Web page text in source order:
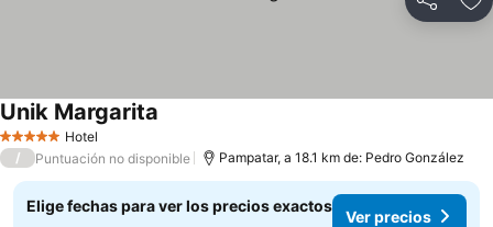
Compartir
5 Estrellas Hotel
Unik Margarita
/ Puntuación no disponible Pampatar, a 18.1 km de: Pedro González
Elige fechas para ver los precios exactos
Ver precios